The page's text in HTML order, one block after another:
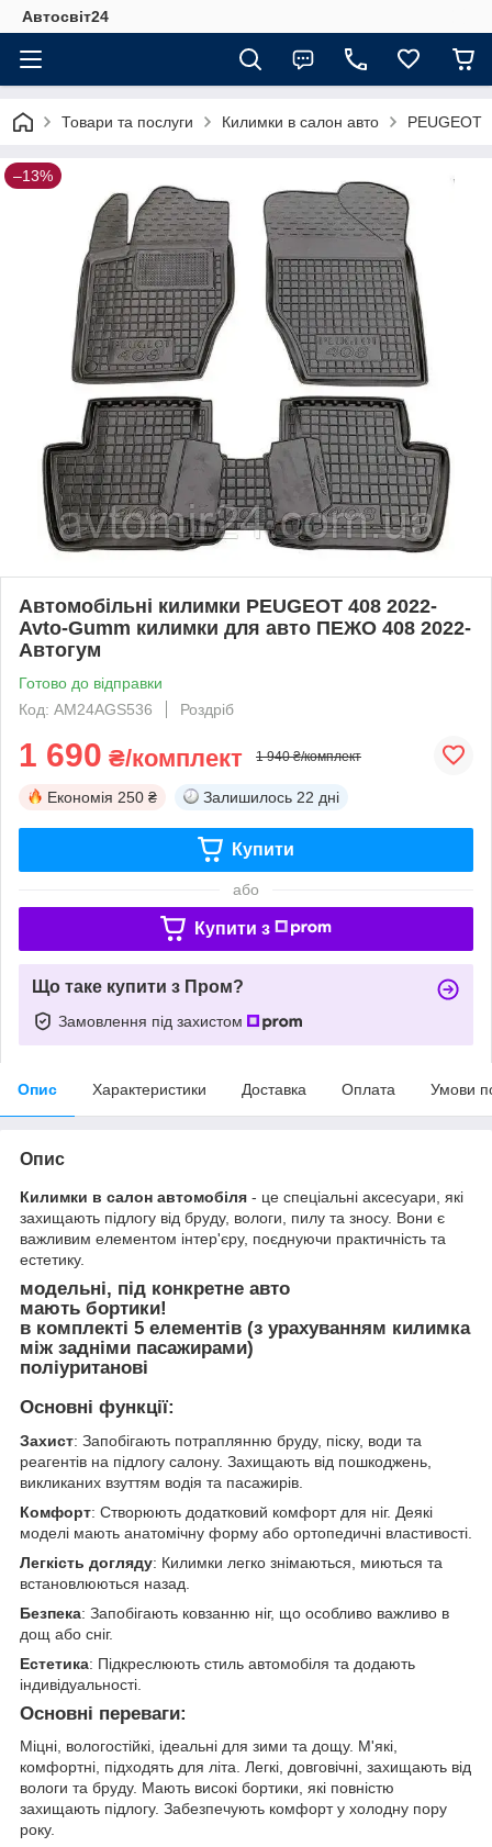
Автосвіт24
Товари та послуги Килимки в салон авто PEUGEOT
–13%
Автомобільні килимки PEUGEOT 408 2022-
Avto-Gumm килимки для авто ПЕЖО 408 2022-
Автогум
Готово до відправки
Код: AM24AGS536
Роздріб
1 690 ₴/комплект 1 940 ₴/комплект
Економія 250 ₴ Залишилось 22 дні
Купити
або
Купити з
Що таке купити з Пром?
Замовлення під захистом
Опис Характеристики Доставка Оплата Умови
Опис
Килимки в салон автомобіля - це спеціальні аксесуари, які
захищають підлогу від бруду, вологи, пилу та зносу. Вони є
важливим елементом інтер'єру, поєднуючи практичність та
естетику.
модельні, під конкретне авто
мають бортики!
в комплекті 5 елементів (з урахуванням килимка
між задніми пасажирами)
поліуританові
Основні функції:
Захист: Запобігають потраплянню бруду, піску, води та
реагентів на підлогу салону. Захищають від пошкоджень,
викликаних взуттям водія та пасажирів.
Комфорт: Створюють додатковий комфорт для ніг. Деякі
моделі мають анатомічну форму або ортопедичні властивості.
Легкість догляду: Килимки легко знімаються, миються та
встановлюються назад.
Безпека: Запобігають ковзанню ніг, що особливо важливо в
дощ або сніг.
Естетика: Підкреслюють стиль автомобіля та додають
індивідуальності.
Основні переваги:
Міцні, вологостійкі, ідеальні для зими та дощу. М'які,
комфортні, підходять для літа. Легкі, довговічні, захищають від
вологи та бруду. Мають високі бортики, які повністю
захищають підлогу. Забезпечують комфорт у холодну пору
року.